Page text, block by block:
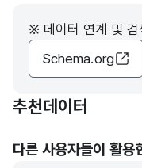
※ 데이터 연계 및 검
Schema.org
추천데이터
다른 사용자들이 활용